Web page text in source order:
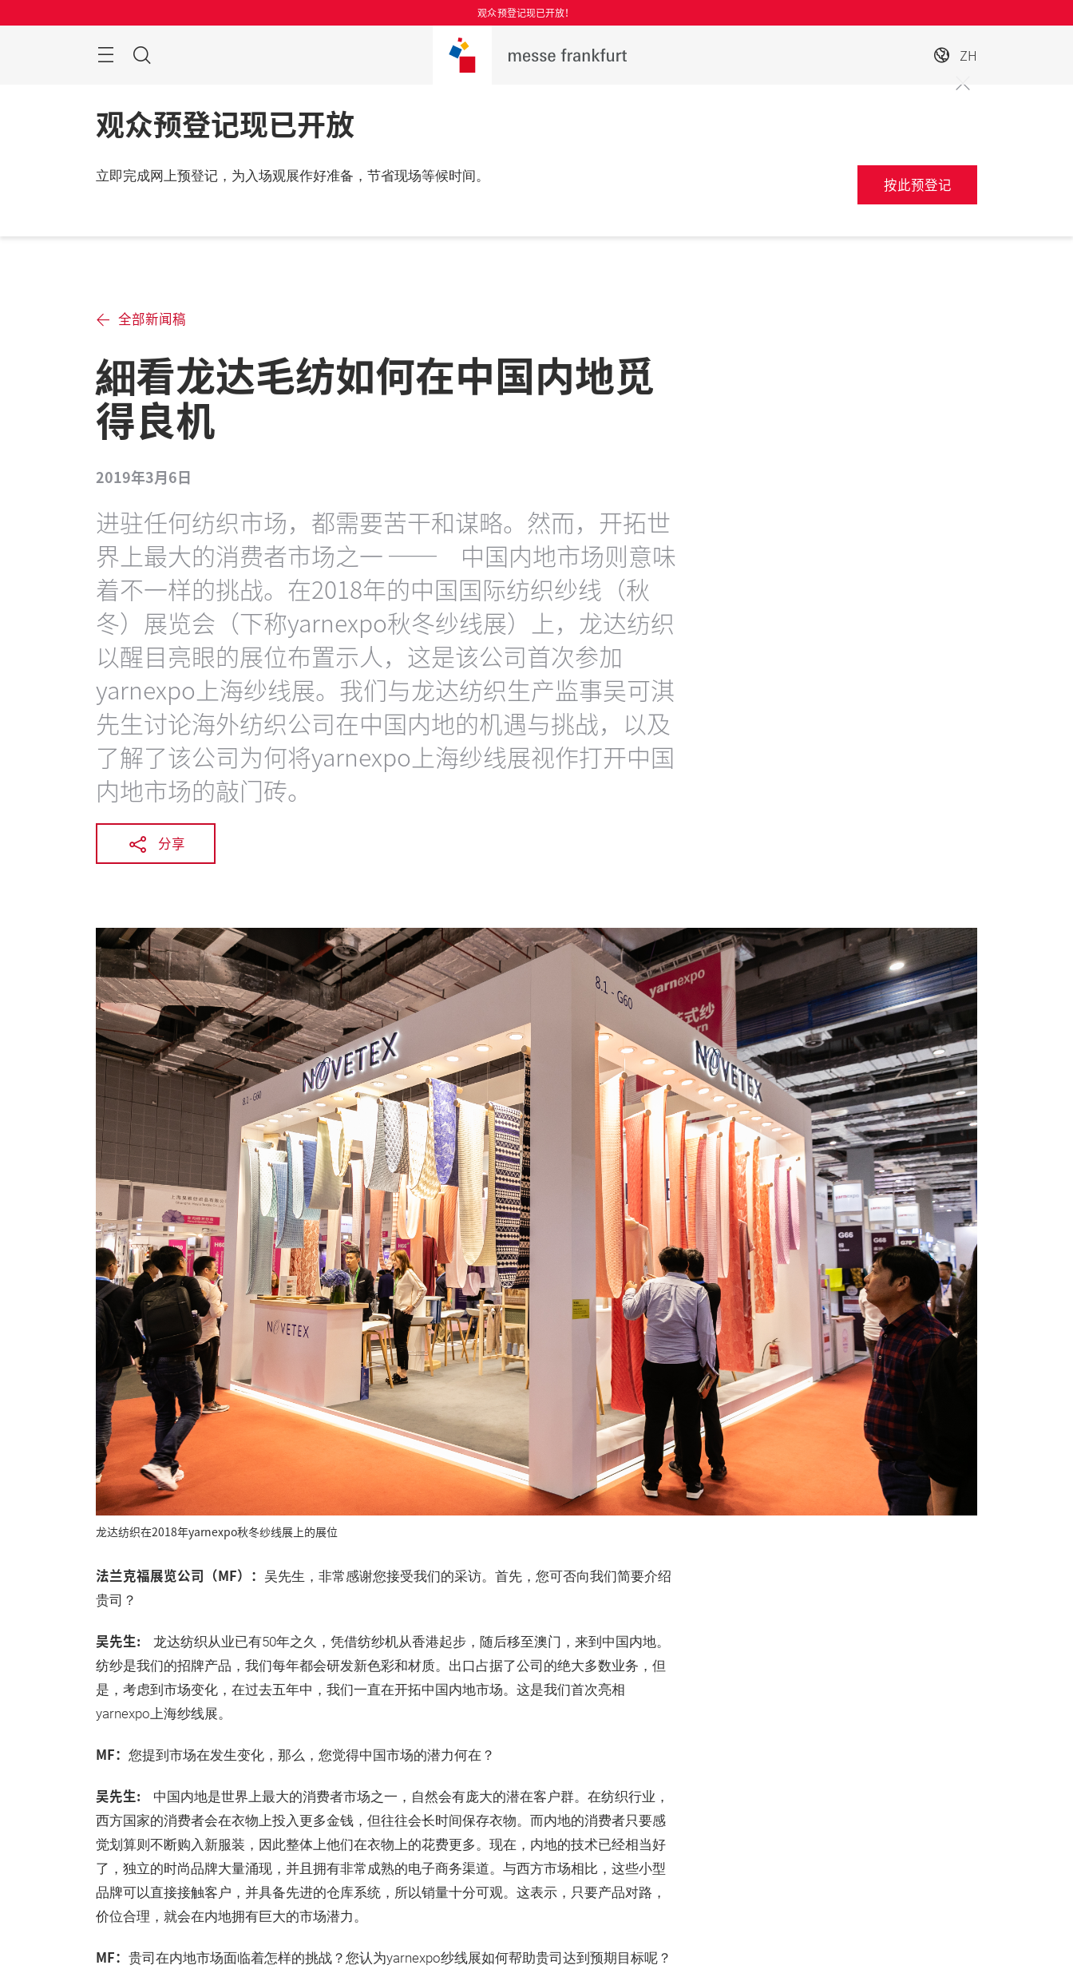
过
观众预登记现已开放！
菜
搜
ZH
观众预登记现已开放
立即完成网上预登记，为入场观展作好准备，节省现场等候时间。 按此预登记
全部新闻稿
細看龙达毛纺如何在中国内地觅
得良机
2019年3月6日
进驻任何纺织市场，都需要苦干和谋略。然而，开拓世
界上最大的消费者市场之一 ── 中国内地市场则意味
着不一样的挑战。在2018年的中国国际纺织纱线（秋
冬）展览会（下称yarnexpo秋冬纱线展）上，龙达纺织
以醒目亮眼的展位布置示人，这是该公司首次参加
yarnexpo上海纱线展。我们与龙达纺织生产监事吴可淇
先生讨论海外纺织公司在中国内地的机遇与挑战，以及
了解了该公司为何将yarnexpo上海纱线展视作打开中国
内地市场的敲门砖。
分享
龙达纺织在2018年yarnexpo秋冬纱线展上的展位
法兰克福展览公司（MF）： 吴先生，非常感谢您接受我们的采访。首先，您可否向我们简要介绍
贵司？
吴先生:
龙达纺织从业已有50年之久，凭借纺纱机从香港起步，随后移至澳门，来到中国内地。
纺纱是我们的招牌产品，我们每年都会研发新色彩和材质。出口占据了公司的绝大多数业务，但
是，考虑到市场变化，在过去五年中，我们一直在开拓中国内地市场。这是我们首次亮相
yarnexpo上海纱线展。
MF： 您提到市场在发生变化，那么，您觉得中国市场的潜力何在？
吴先生: 中国内地是世界上最大的消费者市场之一，自然会有庞大的潜在客户群。在纺织行业，
西方国家的消费者会在衣物上投入更多金钱，但往往会长时间保存衣物。而内地的消费者只要感
觉划算则不断购入新服装，因此整体上他们在衣物上的花费更多。现在，内地的技术已经相当好
了，独立的时尚品牌大量涌现，并且拥有非常成熟的电子商务渠道。与西方市场相比，这些小型
品牌可以直接接触客户，并具备先进的仓库系统，所以销量十分可观。这表示，只要产品对路，
价位合理，就会在内地拥有巨大的市场潜力。
MF： 贵司在内地市场面临着怎样的挑战？您认为yarnexpo纱线展如何帮助贵司达到预期目标呢？